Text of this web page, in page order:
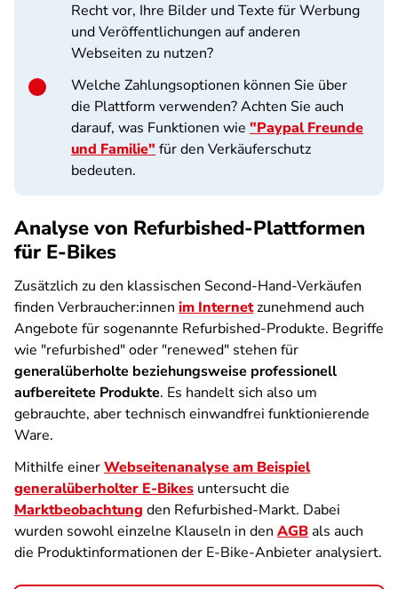
Recht vor, Ihre Bilder und Texte für Werbung
und Veröffentlichungen auf anderen
Webseiten zu nutzen?
Welche Zahlungsoptionen können Sie über
die Plattform verwenden? Achten Sie auch
darauf, was Funktionen wie "Paypal Freunde
und Familie" für den Verkäuferschutz
bedeuten.
Analyse von Refurbished-Plattformen
für E-Bikes
Zusätzlich zu den klassischen Second-Hand-Verkäufen
finden Verbraucher:innen im Internetzunehmend auch
Angebote für sogenannte Refurbished-Produkte. Begriffe
wie "refurbished" oder "renewed" stehen für
generalüberholte beziehungsweise professionell
aufbereitete Produkte. Es handelt sich also um
gebrauchte, aber technisch einwandfrei funktionierende
Ware.
Mithilfe einerWebseitenanalyse am Beispiel
generalüberholter E-Bikes untersucht die
Marktbeobachtung den Refurbished-Markt. Dabei
wurden sowohl einzelne Klauseln in den AGBals auch
die Produktinformationen der E-Bike-Anbieter analysiert.